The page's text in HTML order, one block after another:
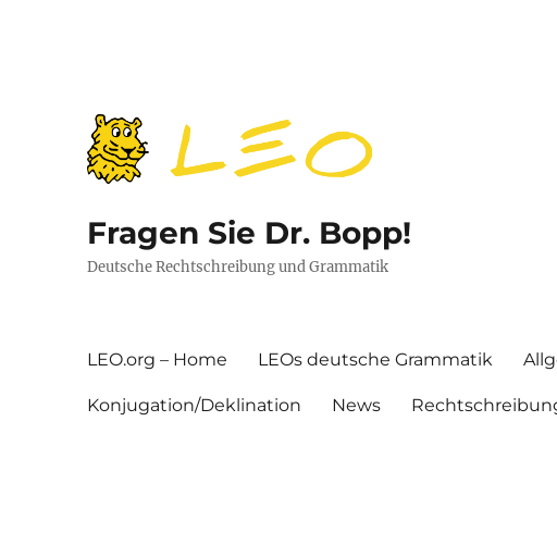
Fragen Sie Dr. Bopp!
Deutsche Rechtschreibung und Grammatik
LEO.org – Home LEOs deutsche Grammatik
Konjugation/Deklination News